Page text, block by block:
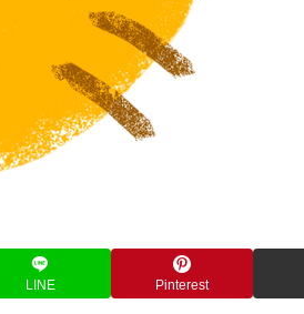
LINE Pinterest